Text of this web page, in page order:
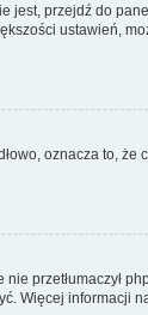
przejdź do
ustawień,
oznacza to,
przetłumaczył
Więcej informacji